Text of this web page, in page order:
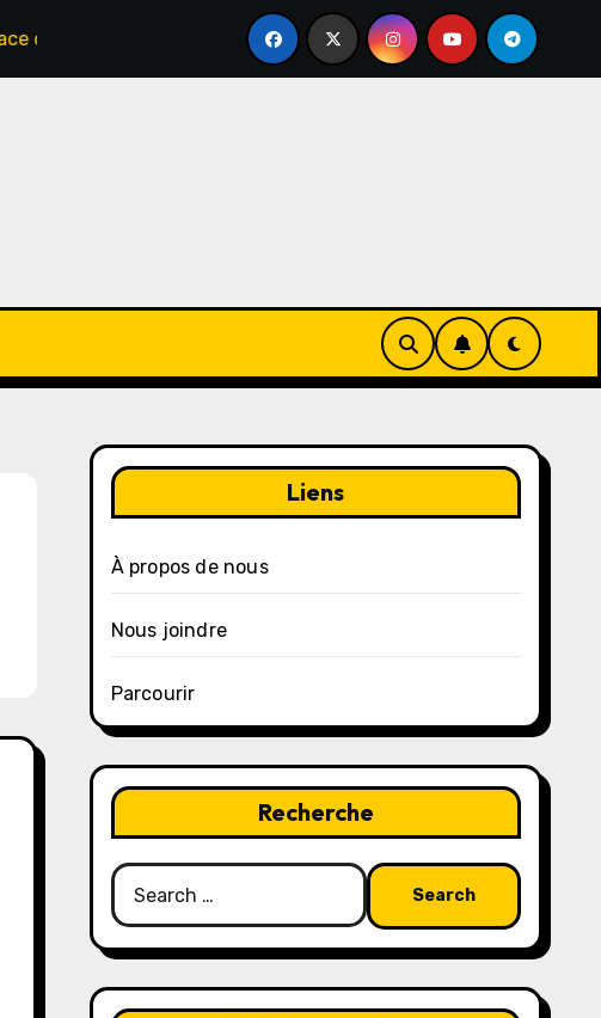
Techniques de putting courtes : Alignement, Pression de
Liens
À propos de nous
Nous joindre
Parcourir
Recherche
Search
for: